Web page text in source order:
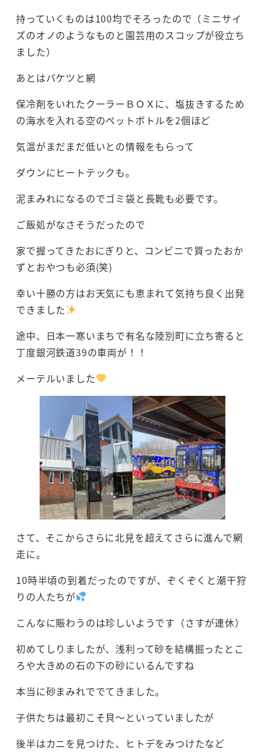
持っていくものは100均でそろったので（ミニサイ
ズのオノのようなものと園芸用のスコップが役立ち
ました）
あとはバケツと網
保冷剤をいれたクーラーＢＯＸに、塩抜きするため
の海水を入れる空のペットボトルを2個ほど
気温がまだまだ低いとの情報をもらって
ダウンにヒートテックも。
泥まみれになるのでゴミ袋と長靴も必要です。
ご飯処がなさそうだったので
家で握ってきたおにぎりと、コンビニで買ったおか
ずとおやつも必須(笑)
幸い十勝の方はお天気にも恵まれて気持ち良く出発
できました
途中、日本一寒いまちで有名な陸別町に立ち寄ると
丁度銀河鉄道39の車両が！！
メーテルいました
さて、そこからさらに北見を超えてさらに進んで網
走に。
10時半頃の到着だったのですが、ぞくぞくと潮干狩
りの人たちが
こんなに賑わうのは珍しいようです（さすが連休）
初めてしりましたが、浅利って砂を結構掘ったとこ
ろや大きめの石の下の砂にいるんですね
本当に砂まみれででてきました。
子供たちは最初こそ貝～といっていましたが
後半はカニを見つけた、ヒトデをみつけたなど